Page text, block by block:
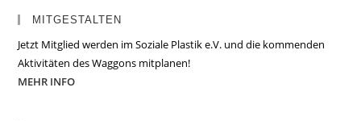
MITGESTALTEN
Jetzt Mitglied werden im Soziale Plastik e.V. und die kommenden
Aktivitäten des Waggons mitplanen!
MEHR INFO